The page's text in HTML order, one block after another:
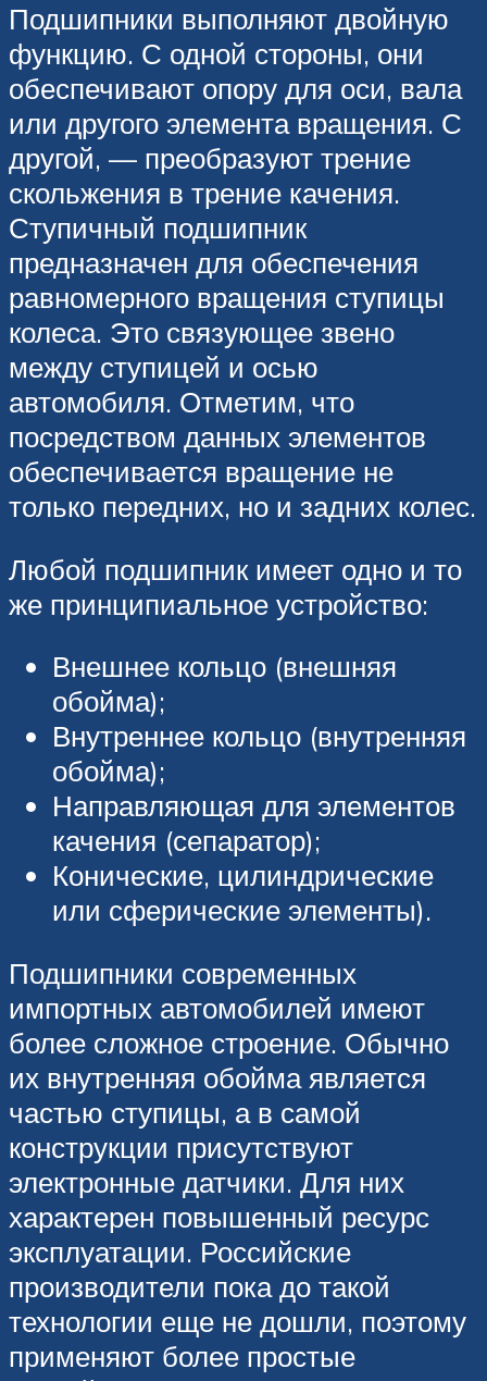
Подшипники выполняют двойную
функцию. С одной стороны, они
обеспечивают опору для оси, вала
или другого элемента вращения. С
другой, — преобразуют трение
скольжения в трение качения.
Ступичный подшипник
предназначен для обеспечения
равномерного вращения ступицы
колеса. Это связующее звено
между ступицей и осью
автомобиля. Отметим, что
посредством данных элементов
обеспечивается вращение не
только передних, но и задних колес.
Любой подшипник имеет одно и то
же принципиальное устройство:
Внешнее кольцо (внешняя
обойма);
Внутреннее кольцо (внутренняя
обойма);
Направляющая для элементов
качения (сепаратор);
Конические, цилиндрические
или сферические элементы).
Подшипники современных
импортных автомобилей имеют
более сложное строение. Обычно
их внутренняя обойма является
частью ступицы, а в самой
конструкции присутствуют
электронные датчики. Для них
характерен повышенный ресурс
эксплуатации. Российские
производители пока до такой
технологии еще не дошли, поэтому
применяют более простые